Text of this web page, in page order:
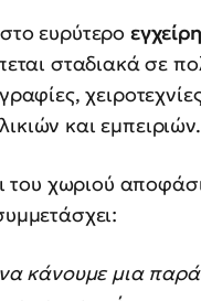
ευρύτερο
σταδιακά σε
και εμπειριών.
του χωριού
κάνουμε μια